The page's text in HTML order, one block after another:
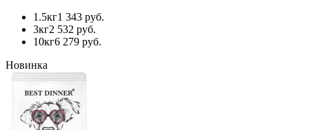
1.5кг1 343 руб.
3кг2 532 руб.
10кг6 279 руб.
Новинка